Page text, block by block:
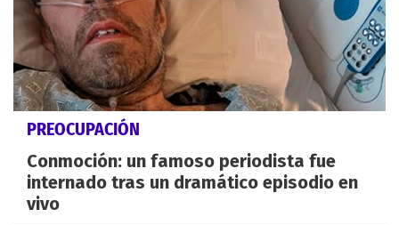
PREOCUPACIÓN
Conmoción: un famoso periodista fue
internado tras un dramático episodio en
vivo